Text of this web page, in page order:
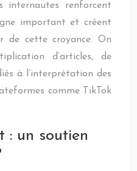
internautes renforcent
important et créent
de cette croyance. On
d’articles, de
à l’interprétation des
comme TikTok
: un soutien